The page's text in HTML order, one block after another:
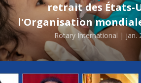
retrait des États-
l'Organisation
Rotary International | jan.